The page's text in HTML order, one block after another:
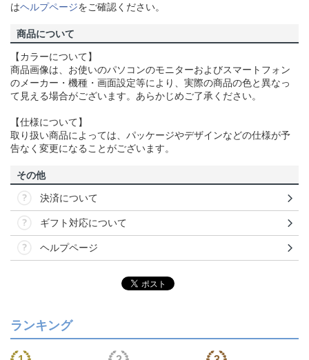
はヘルプページをご確認ください。
商品について
【カラーについて】
商品画像は、お使いのパソコンのモニターおよびスマートフォン
のメーカー・機種・画面設定等により、実際の商品の色と異なっ
て見える場合がございます。あらかじめご了承ください。
【仕様について】
取り扱い商品によっては、パッケージやデザインなどの仕様が予
告なく変更になることがございます。
その他
決済について
ギフト対応について
ヘルプページ
ランキング